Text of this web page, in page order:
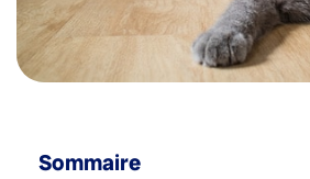
Sommaire